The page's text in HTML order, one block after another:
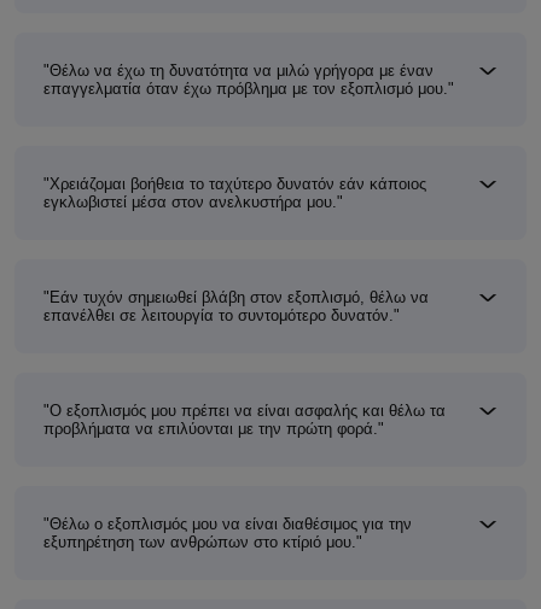
"Θέλω να έχω τη δυνατότητα να μιλώ γρήγορα με έναν
επαγγελματία όταν έχω πρόβλημα με τον εξοπλισμό μου."
"Χρειάζομαι βοήθεια το ταχύτερο δυνατόν εάν κάποιος
εγκλωβιστεί μέσα στον ανελκυστήρα μου."
"Εάν τυχόν σημειωθεί βλάβη στον εξοπλισμό, θέλω να
επανέλθει σε λειτουργία το συντομότερο δυνατόν."
"Ο εξοπλισμός μου πρέπει να είναι ασφαλής και θέλω τα
προβλήματα να επιλύονται με την πρώτη φορά."
"Θέλω ο εξοπλισμός μου να είναι διαθέσιμος για την
εξυπηρέτηση των ανθρώπων στο κτίριό μου."